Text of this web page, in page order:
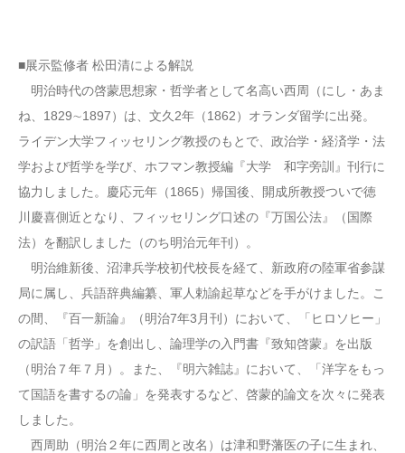
■展示監修者 松田清による解説
明治時代の啓蒙思想家・哲学者として名高い西周（にし・あま
ね、1829∼1897）は、文久2年（1862）オランダ留学に出発。
ライデン大学フィッセリング教授のもとで、政治学・経済学・法
学および哲学を学び、ホフマン教授編『大学 和字旁訓』刊行に
協力しました。慶応元年（1865）帰国後、開成所教授ついで徳
川慶喜側近となり、フィッセリング口述の『万国公法』（国際
法）を翻訳しました（のち明治元年刊）。
明治維新後、沼津兵学校初代校長を経て、新政府の陸軍省参謀
局に属し、兵語辞典編纂、軍人勅諭起草などを手がけました。こ
の間、『百一新論』（明治7年3月刊）において、「ヒロソヒー」
の訳語「哲学」を創出し、論理学の入門書『致知啓蒙』を出版
（明治７年７月）。また、『明六雑誌』において、「洋字をもっ
て国語を書するの論」を発表するなど、啓蒙的論文を次々に発表
しました。
西周助（明治２年に西周と改名）は津和野藩医の子に生まれ、